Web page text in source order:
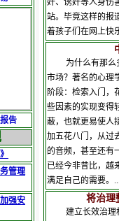
告
管理
强安
奸、诱奸等人身伤
站。毕竟这样的报
着孩子们在网上
为什么有那么多
市场？著名的心理
阶段：检索入门，
些因素的实现变得
蔽，也就更易使人
加五花八门，从过
的音频，甚至还有
已经今非昔比，越
满足自
将治理整顿
建立长效治理机